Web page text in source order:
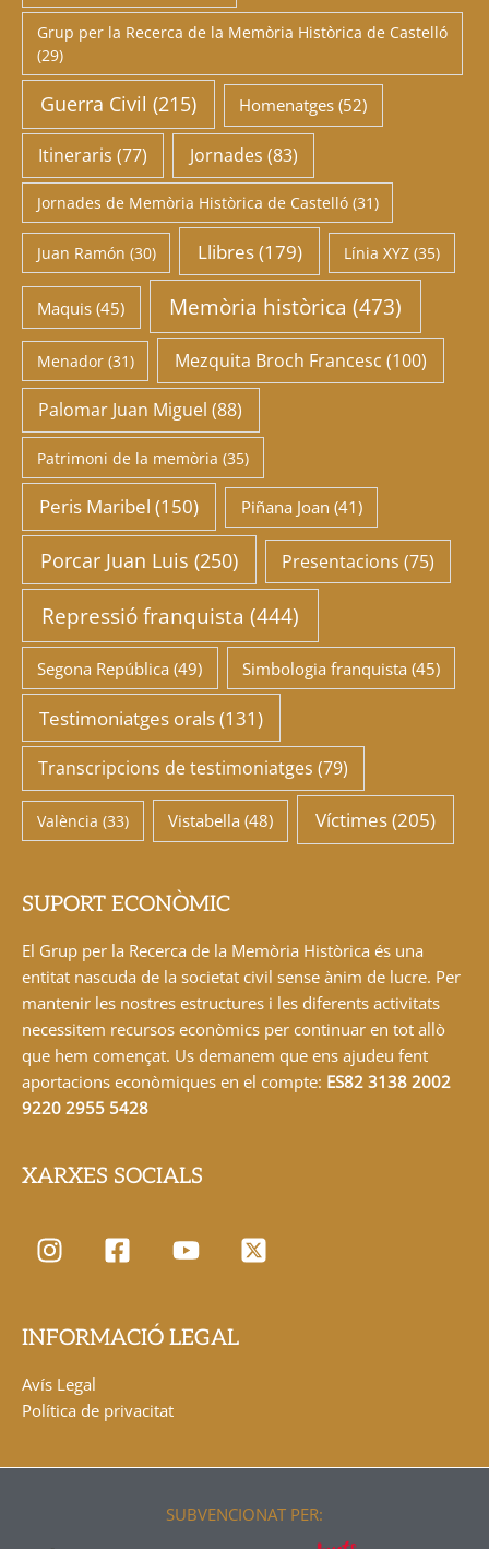
Grup per la Recerca de la Memòria Històrica de Castelló
(29)
Guerra Civil (215) Homenatges (52)
Itineraris (77) Jornades (83)
Jornades de Memòria Històrica de Castelló(31)
Juan Ramón (30) Llibres(179) Línia XYZ (35)
Maquis (45) Memòria històrica (473)
Menador(31) Mezquita Broch Francesc (100)
Palomar Juan Miguel (88)
Patrimoni de la memòria (35)
Peris Maribel (150) Piñana Joan (41)
Porcar Juan Luis (250) Presentacions (75)
Repressió franquista (444)
Segona República (49) Simbologia franquista (45)
Testimoniatges orals(131)
Transcripcions de testimoniatges (79)
València (33) Vistabella (48) Víctimes(205)
SUPORT ECONÒMIC
El Grup per la Recerca de la Memòria Històrica és una
entitat nascuda de la societat civil sense ànim de lucre. Per
mantenir les nostres estructures i les diferents activitats
necessitem recursos econòmics per continuar en tot allò
que hem començat. Us demanem que ens ajudeu fent
aportacions econòmiques en el compte: ES82 3138 2002
9220 2955 5428
XARXES SOCIALS
INFORMACIÓ LEGAL
Avís Legal
Política de privacitat
SUBVENCIONAT PER: